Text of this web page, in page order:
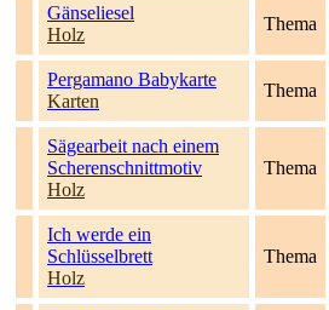
Gänseliesel
Holz
Thema
Pergamano Babykarte
Karten
Thema
Sägearbeit nach einem
Scherenschnittmotiv
Holz
Thema
Ich werde ein
Schlüsselbrett
Holz
Thema